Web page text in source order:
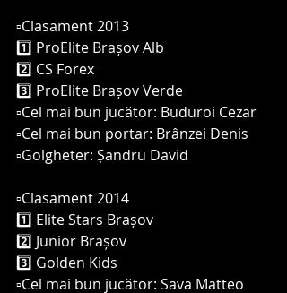
▫️Clasament 2013
1️⃣ ProElite Brașov Alb
2️⃣ CS Forex
3️⃣ ProElite Brașov Verde
▫️Cel mai bun jucător: Buduroi Cezar
▫️Cel mai bun portar: Brânzei Denis
▫️Golgheter: Șandru David
▫️Clasament 2014
1️⃣ Elite Stars Brașov
2️⃣ Junior Brașov
3️⃣ Golden Kids
▫️Cel mai bun jucător: Sava Matteo